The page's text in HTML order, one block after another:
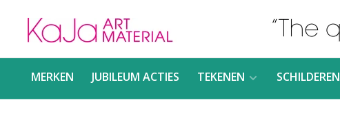
MERKEN JUBILEUM ACTIES TEKENEN SCHILDEREN